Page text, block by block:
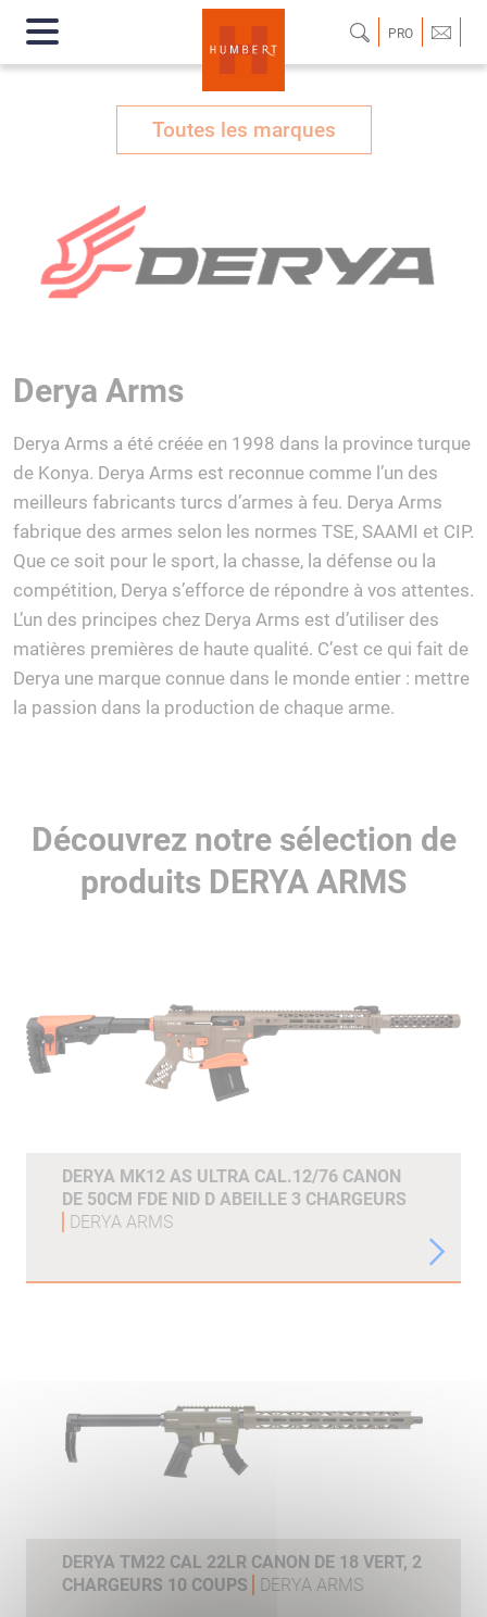
PRO
Toutes les marques
Derya Arms
Derya Arms a été créée en 1998 dans la province turque
de Konya. Derya Arms est reconnue comme l’un des
meilleurs fabricants turcs d’armes à feu. Derya Arms
fabrique des armes selon les normes TSE, SAAMI et CIP.
Que ce soit pour le sport, la chasse, la défense ou la
compétition, Derya s’efforce de répondre à vos attentes.
L’un des principes chez Derya Arms est d’utiliser des
matières premières de haute qualité. C’est ce qui fait de
Derya une marque connue dans le monde entier : mettre
la passion dans la production de chaque arme.
Découvrez notre sélection de
produits DERYA ARMS
DERYA MK12 AS ULTRA CAL.12/76 CANON
DE 50CM FDE NID D ABEILLE 3 CHARGEURS
DERYA ARMS
DERYA TM22 CAL 22LR CANON DE 18 VERT, 2
CHARGEURS 10 COUPS
DERYA ARMS